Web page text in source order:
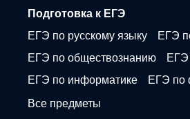
Подготовка к ЕГЭ
ЕГЭ по русскому языку
ЕГЭ
ЕГЭ по обществознанию
ЕГЭ
ЕГЭ по информатике
ЕГЭ по
Все предметы